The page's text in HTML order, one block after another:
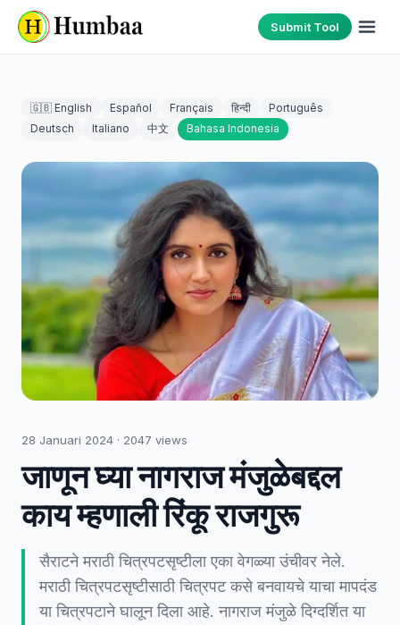
Submit Tool
🇬🇧 English Español Français हिन्दी
Português
Deutsch
Italiano 中文 Bahasa Indonesia
28 Januari 2024 · 2047 views
जाणून घ्या नागराज मंजुळेबद्दल
काय म्हणाली रिंकू राजगुरू
सैराटने मराठी चित्रपटसृष्टीला एका वेगळ्या उंचीवर नेले.
मराठी चित्रपटसृष्टीसाठी चित्रपट कसे बनवायचे याचा मापदंड
या चित्रपटाने घालून दिला आहे. नागराज मंजुळे दिग्दर्शित या